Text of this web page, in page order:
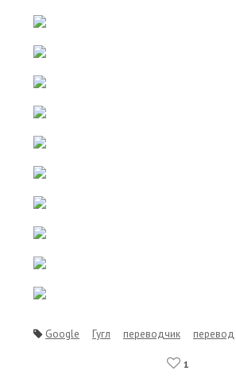
Google Гугл переводчик перевод
1